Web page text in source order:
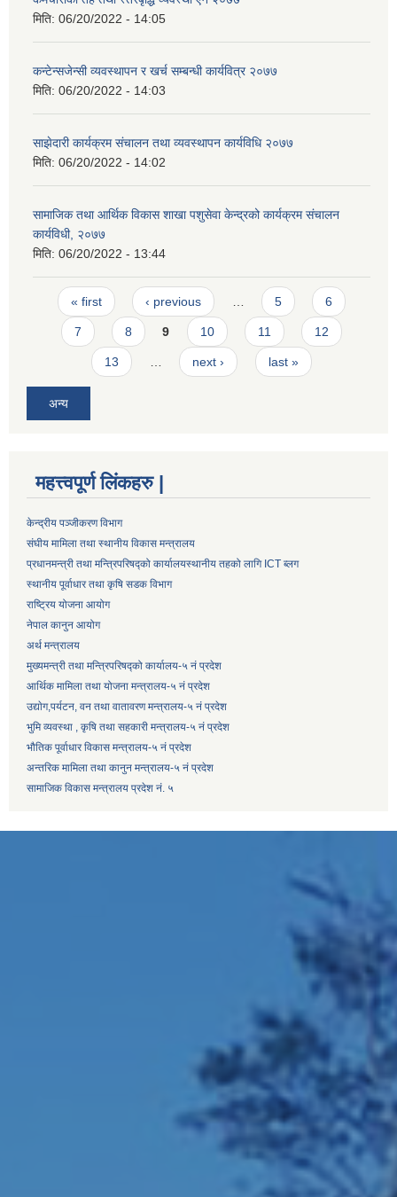
मिति: 06/20/2022 - 14:05
कन्टेन्सजेन्सी व्यवस्थापन र खर्च सम्बन्धी कार्यवित्र २०७७
मिति: 06/20/2022 - 14:03
साझेदारी कार्यक्रम संचालन तथा व्यवस्थापन कार्यविधि २०७७
मिति: 06/20/2022 - 14:02
सामाजिक तथा आर्थिक विकास शाखा पशुसेवा केन्द्रको कार्यक्रम संचालन
कार्यविधी, २०७७
मिति: 06/20/2022 - 13:44
Pages
« first ‹ previous … 5 6
7 8 9 10 11 12
13 … next › last »
अन्य
महत्त्वपूर्ण लिंकहरु |
केन्द्रीय पञ्जीकरण विभाग
संघीय मामिला तथा स्थानीय विकास मन्त्रालय
प्रधानमन्त्री तथा मन्त्रिपरिषद्को कार्यालयस्थानीय तहको लागि ICT ब्लग
स्थानीय पूर्वाधार तथा कृषि सडक विभाग
राष्ट्रिय योजना आयोग
नेपाल कानुन आयोग
अर्थ मन्त्रालय
मुख्यमन्त्री तथा मन्त्रिपरिषद्को कार्यालय-५ नं प्रदेश
आर्थिक मामिला तथा योजना मन्त्रालय-५ नं प्रदेश
उद्याेग,पर्यटन, वन तथा वातावरण मन्त्रालय-५ नं प्रदेश
भुमि व्यवस्था , कृषि तथा सहकारी मन्त्रालय-५ नं प्रदेश
भौतिक पूर्वाधार विकास मन्त्रालय-५ नं प्रदेश
अन्तरिक मामिला तथा कानुन मन्त्रालय-५ नं प्रदेश
सामाजिक विकास मन्त्रालय प्रदेश नं. ५